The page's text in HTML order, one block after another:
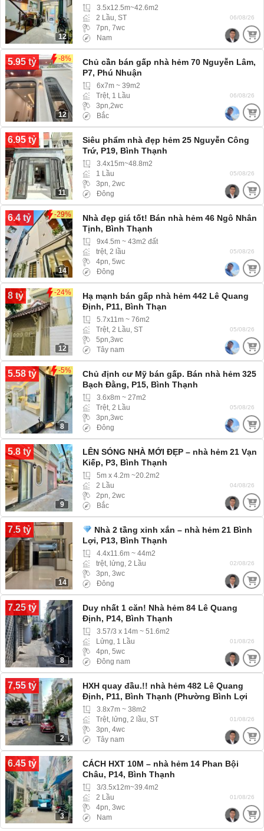
12
3.5x12.5m~42.6m2
2 Lầu, ST
7pn, 7wc
Nam
06/08/26
5.95 tỷ -8%
12
Chủ cần bán gấp nhà hẻm 70 Nguyễn Lâm,
P7, Phú Nhuận
6x7m ~ 39m2
Trệt, 1 Lầu
3pn,2wc
Bắc
06/08/26
6.95 tỷ
11
Siêu phẩm nhà đẹp hẻm 25 Nguyễn Công
Trứ, P19, Bình Thạnh
3.4x15m~48.8m2
1 Lầu
3pn, 2wc
Đông
05/08/26
6.4 tỷ -29%
14
Nhà đẹp giá tốt! Bán nhà hẻm 46 Ngô Nhân
Tịnh, Bình Thạnh
9x4.5m ~ 43m2 đất
trệt, 2 lầu
4pn, 5wc
Đông
05/08/26
8 tỷ -24%
12
Hạ mạnh bán gấp nhà hẻm 442 Lê Quang
Định, P11, Bình Thạn
5.7x11m ~ 76m2
Trệt, 2 Lầu, ST
5pn,3wc
Tây nam
05/08/26
5.58 tỷ -5%
8
Chủ định cư Mỹ bán gấp. Bán nhà hẻm 325
Bạch Đằng, P15, Bình Thạnh
3.6x8m ~ 27m2
Trệt, 2 Lầu
3pn,3wc
Đông
05/08/26
5.8 tỷ
9
LÊN SÓNG NHÀ MỚI ĐẸP – nhà hẻm 21 Vạn
Kiếp, P3, Bình Thạnh
5m x 4.2m ~20.2m2
2 Lầu
2pn, 2wc
Bắc
04/08/26
7.5 tỷ
14
Nhà 2 tầng xinh xắn – nhà hẻm 21 Bình
Lợi, P13, Bình Thạnh
4.4x11.6m ~ 44m2
trệt, lửng, 2 Lầu
3pn, 3wc
Đông
02/08/26
7.25 tỷ
8
Duy nhất 1 căn! Nhà hẻm 84 Lê Quang
Định, P14, Bình Thạnh
3.57/3 x 14m ~ 51.6m2
Lửng, 1 Lầu
4pn, 5wc
Đông nam
01/08/26
7,55 tỷ
2
HXH quay đầu.!! nhà hẻm 482 Lê Quang
Định, P11, Bình Thạnh (Phường Bình Lợi
Trung) hẻm Xe hơi, Xe tải ra vào thoải mái
3.8x7m ~ 38m2
Trệt, lửng, 2 lầu, ST
3pn, 4wc
Tây nam
01/08/26
6.45 tỷ
3
CÁCH HXT 10M – nhà hẻm 14 Phan Bội
Châu, P14, Bình Thạnh
3/3.5x12m~39.4m2
2 Lầu
4pn, 3wc
Nam
01/08/26